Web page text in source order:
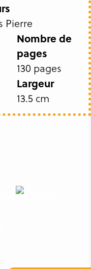
Pierre
Nombre de
pages
130 pages
Largeur
13.5 cm